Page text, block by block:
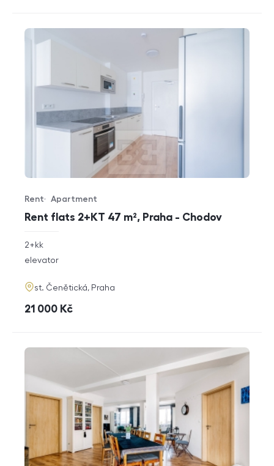
Rent flats 2+KT 47 m², Praha - Chodov
Offer type
Rent
Property type
Apartment
rozměry
2+kk
funkce
elevator
adresa
st. Čenětická, Praha
cena
21 000 Kč